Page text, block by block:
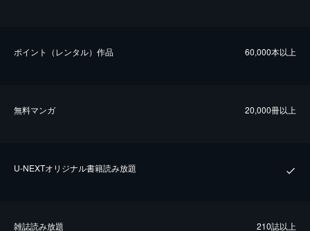
ポイント（レンタル）作品 60,000本以上
無料マンガ 20,000冊以上
U-NEXTオリジナル書籍読み放題
雑誌読み放題 210誌以上